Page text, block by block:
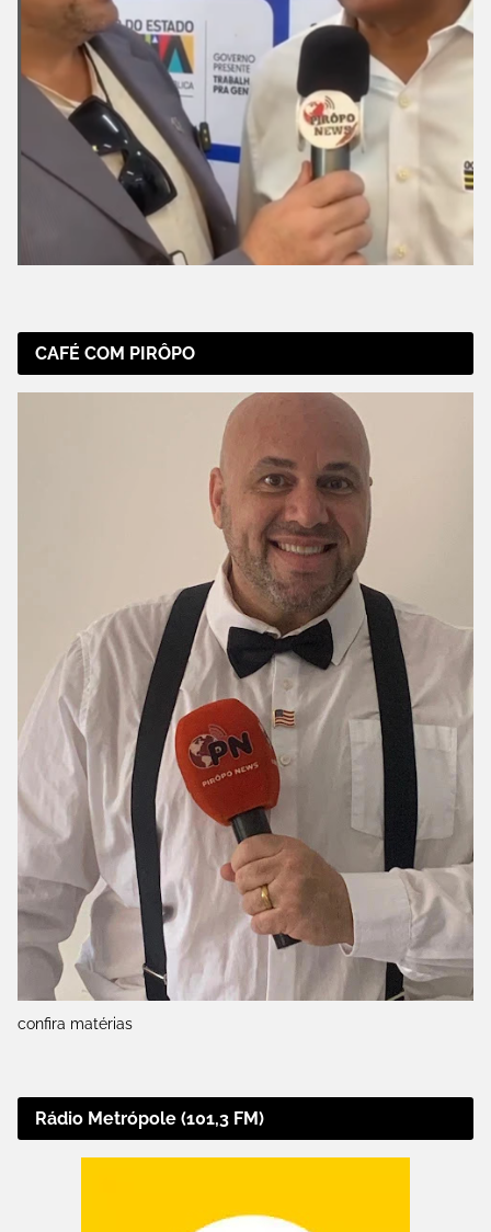
CAFÉ COM PIRÔPO
confira matérias
Rádio Metrópole (101,3 FM)